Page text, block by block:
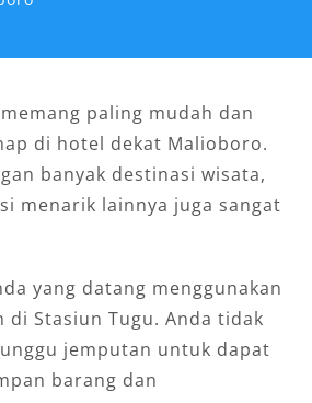
paling mudah dan
di hotel dekat Malioboro.
banyak destinasi wisata,
menarik lainnya juga sangat
yang datang menggunakan
Stasiun Tugu. Anda tidak
jemputan untuk dapat
barang dan